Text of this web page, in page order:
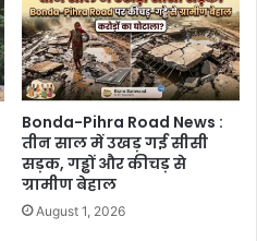
Bonda-Pihra Road News :
तीन साल में उखड़ गई सीसी
सड़क, गड्ढों और कीचड़ से
ग्रामीण बेहाल
August 1, 2026